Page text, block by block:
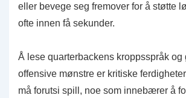
eller bevege seg fremover for å støtte
ofte innen få sekunder.
Å lese quarterbackens kroppsspråk og
offensive mønstre er kritiske
må forutsi spill, noe som innebærer å